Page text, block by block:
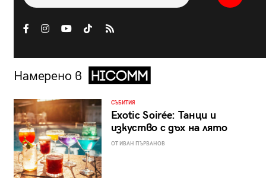
Намерено в
СЪБИТИЯ
Exotic Soirée: Танци и
изкуство с дъх на лято
ОТ ИВАН ПЪРВАНОВ